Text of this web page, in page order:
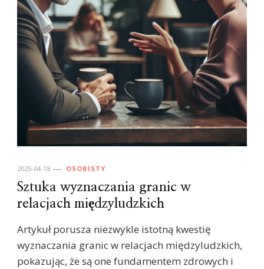
2025-04-18 OSOBISTY
Sztuka wyznaczania granic w
relacjach międzyludzkich
Artykuł porusza niezwykle istotną kwestię
wyznaczania granic w relacjach międzyludzkich,
pokazując, że są one fundamentem zdrowych i